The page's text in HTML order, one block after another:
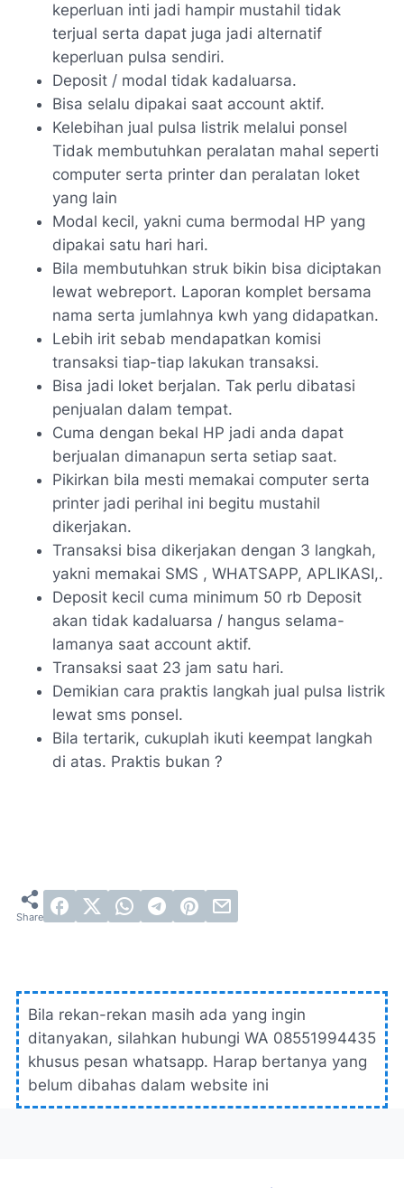
keperluan inti jadi hampir mustahil tidak
terjual serta dapat juga jadi alternatif
keperluan pulsa sendiri.
Deposit / modal tidak kadaluarsa.
Bisa selalu dipakai saat account aktif.
Kelebihan jual pulsa listrik melalui ponsel
Tidak membutuhkan peralatan mahal seperti
computer serta printer dan peralatan loket
yang lain
Modal kecil, yakni cuma bermodal HP yang
dipakai satu hari hari.
Bila membutuhkan struk bikin bisa diciptakan
lewat webreport. Laporan komplet bersama
nama serta jumlahnya kwh yang didapatkan.
Lebih irit sebab mendapatkan komisi
transaksi tiap-tiap lakukan transaksi.
Bisa jadi loket berjalan. Tak perlu dibatasi
penjualan dalam tempat.
Cuma dengan bekal HP jadi anda dapat
berjualan dimanapun serta setiap saat.
Pikirkan bila mesti memakai computer serta
printer jadi perihal ini begitu mustahil
dikerjakan.
Transaksi bisa dikerjakan dengan 3 langkah,
yakni memakai SMS , WHATSAPP, APLIKASI,.
Deposit kecil cuma minimum 50 rb Deposit
akan tidak kadaluarsa / hangus selama-
lamanya saat account aktif.
Transaksi saat 23 jam satu hari.
Demikian cara praktis langkah jual pulsa listrik
lewat sms ponsel.
Bila tertarik, cukuplah ikuti keempat langkah
di atas. Praktis bukan ?
Bila rekan-rekan masih ada yang ingin
ditanyakan, silahkan hubungi WA 08551994435
khusus pesan whatsapp. Harap bertanya yang
belum dibahas dalam website ini